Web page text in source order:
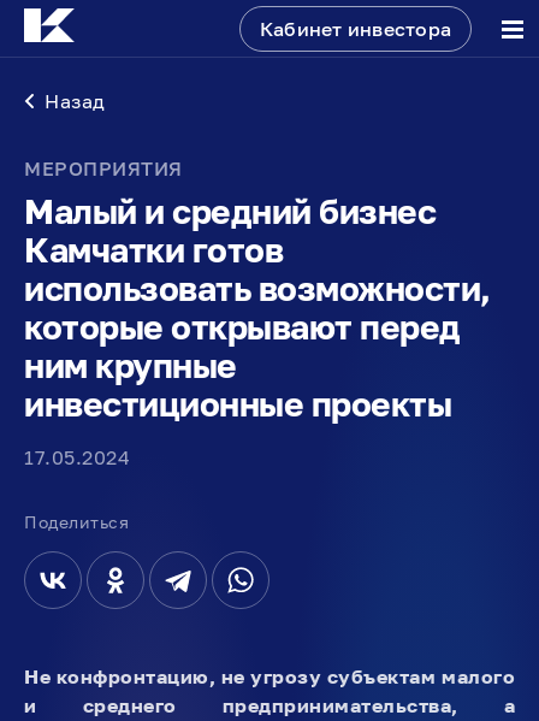
Кабинет инвестора
Назад
МЕРОПРИЯТИЯ
Малый и средний бизнес
Камчатки готов
использовать возможности,
которые открывают перед
ним крупные
инвестиционные проекты
17.05.2024
Поделиться
Не конфронтацию, не угрозу субъектам малого
и среднего предпринимательства, а